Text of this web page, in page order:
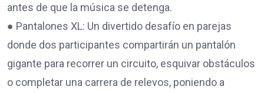
antes de que la música se detenga.
● Pantalones XL: Un divertido desafío en parejas
donde dos participantes compartirán un pantalón
gigante para recorrer un circuito, esquivar obstáculos
o completar una carrera de relevos, poniendo a